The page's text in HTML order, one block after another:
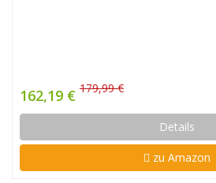
162,19 € 179,99 €
Details
zu Amazon